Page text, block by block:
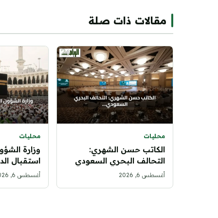
مقالات ذات صلة
محليات
الكاتب حسن الشهري:
التحالف البحري السعودي
نقلة نوعية في مفهوم الأمن
أغسطس 6, 2026
محليات
وزارة
استقبال
مستفيدي
أغسطس 6, 2026